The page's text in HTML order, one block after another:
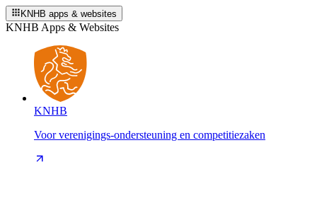
KNHB apps & websites
KNHB Apps & Websites
KNHB
Voor verenigings-ondersteuning en competitiezaken